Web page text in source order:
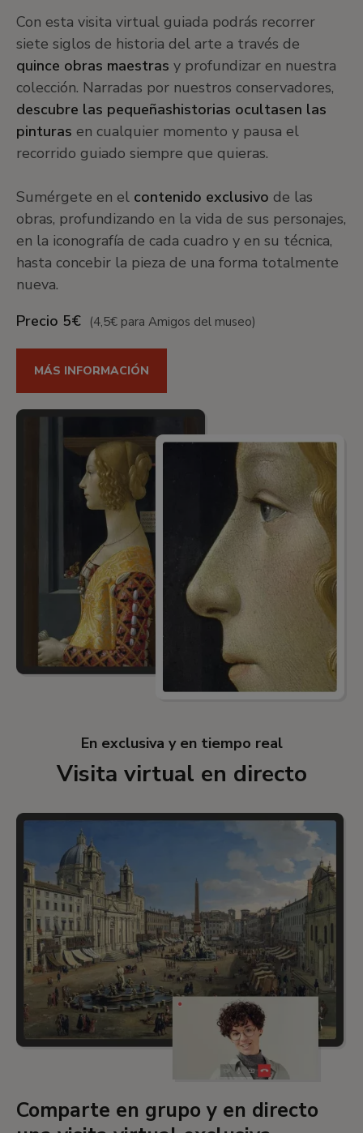
Con esta visita virtual guiada podrás recorrer
siete siglos de historia del arte a través de
quince obras maestras y profundizar en nuestra
colección. Narradas por nuestros conservadores,
descubre las pequeñashistorias ocultasen las
pinturas en cualquier momento y pausa el
recorrido guiado siempre que quieras.
Sumérgete en el contenido exclusivo de las
obras, profundizando en la vida de sus personajes,
en la iconografía de cada cuadro y en su técnica,
hasta concebir la pieza de una forma totalmente
nueva.
Precio 5€ (4,5€ para Amigos del museo)
MÁS INFORMACIÓN
En exclusiva y en tiempo real
Visita virtual en directo
Comparte en grupo y en directo